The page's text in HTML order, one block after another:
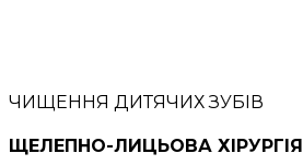
ЧИЩЕННЯ ДИТЯЧИХ ЗУБІВ
ЩЕЛЕПНО-ЛИЦЬОВА ХІРУРГІЯ